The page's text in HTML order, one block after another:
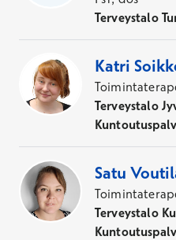
Terveystalo
Katri
Terveystalo
Satu
Terveystalo